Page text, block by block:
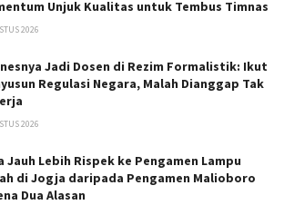
Unjuk Kualitas untuk Tembus Timnas
2026
Jadi Dosen di Rezim Formalistik: Ikut
Regulasi Negara, Malah Dianggap Tak
2026
Jauh Lebih Rispek ke Pengamen Lampu
di Jogja daripada Pengamen Malioboro
Dua Alasan